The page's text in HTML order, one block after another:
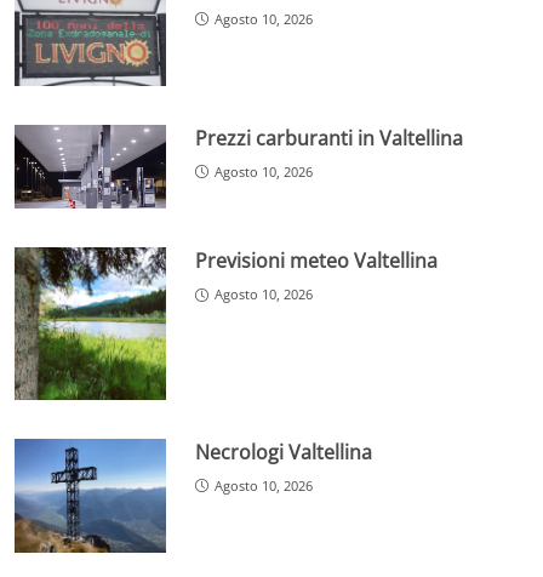
Agosto 10, 2026
Prezzi carburanti in Valtellina
Agosto 10, 2026
Previsioni meteo Valtellina
Agosto 10, 2026
Necrologi Valtellina
Agosto 10, 2026